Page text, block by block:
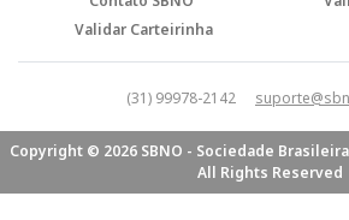
Validar Carteirinha
(31) 99978-2142
Copyright © 2026 SBNO - Sociedade
All Rights Reserved